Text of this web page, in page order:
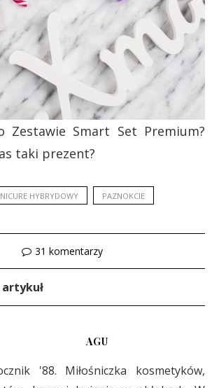
Zestawie Smart Set Premium?
taki prezent?
HYBRYDOWY PAZNOKCIE
31 komentarzy
AGU
'88. Miłośniczka kosmetyków,